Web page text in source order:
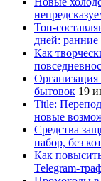
Топ-
дней: ранние
Как
Организация
бытовок 19
Title:
новые
Средства
набор, без
Как
Telegram-